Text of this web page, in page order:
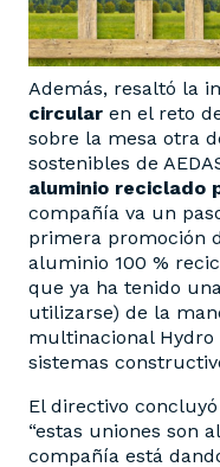
Además, resaltó la
circular en el reto
sobre la mesa otra
sostenibles de
aluminio reciclado
compañía va un
primera promoción
aluminio 100 %
que ya ha tenido
utilizarse) de la
multinacional
sistemas
El directivo
“estas uniones son
compañía está